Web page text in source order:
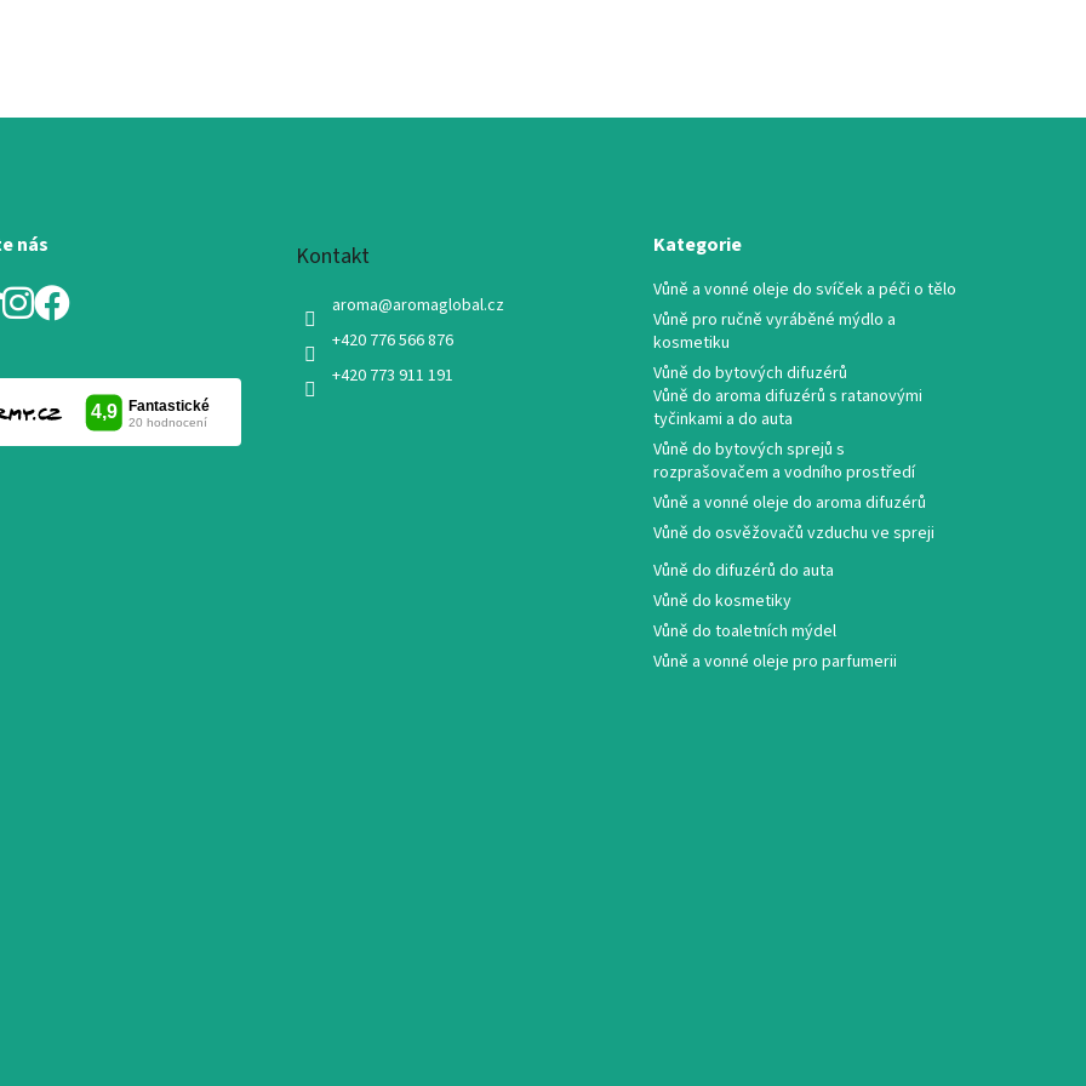
nás Kontakt
aroma@aromaglobal.cz
+420 776 566 876
+420 773 911 191
Kategorie
Vůně a vonné oleje do svíček a péči o tělo
Vůně pro ručně vyráběné mýdlo a
kosmetiku
Vůně do bytových difuzérů
Vůně do aroma difuzérů s ratanovými
tyčinkami a do auta
Vůně do bytových sprejů s
rozprašovačem a vodního prostředí
Vůně a vonné oleje do aroma difuzérů
Vůně do osvěžovačů vzduchu ve spreji
Vůně do difuzérů do auta
Vůně do kosmetiky
Vůně do toaletních mýdel
Vůně a vonné oleje pro parfumerii